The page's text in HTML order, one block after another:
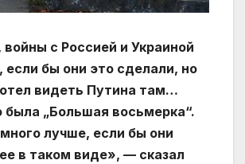
с Россией и Украиной
если бы они это сделали, но
видеть Путина там…
была „Большая восьмерка“.
лучше, если бы они
в таком виде», — сказал